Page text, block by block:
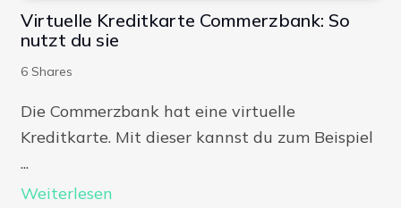
Virtuelle Kreditkarte Commerzbank: So
nutzt du sie
6 Shares
Die Commerzbank hat eine virtuelle
Kreditkarte. Mit dieser kannst du zum Beispiel
...
Weiterlesen